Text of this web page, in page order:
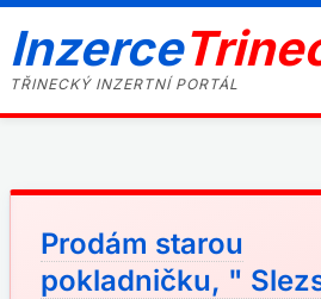
Inzerce
TŘINECKÝ INZERTNÍ PORTÁL
Prodám starou
pokladničku, "